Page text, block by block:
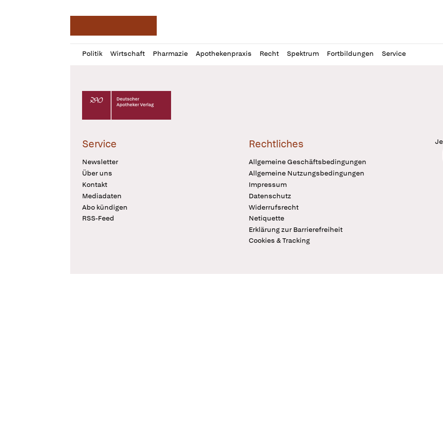
Politik Wirtschaft Pharmazie Apothekenpraxis Recht Spektrum Fortbildungen Service
Profil
öffnen
Daz
Pur
Deutscher Apotheker Verlag Logo
Service
Newsletter
Über uns
Kontakt
Mediadaten
Abo kündigen
RSS-Feed
Rechtliches
Allgemeine Geschäftsbedingungen
Allgemeine Nutzungsbedingungen
Impressum
Datenschutz
Widerrufsrecht
Netiquette
Erklärung zur Barrierefreiheit
Cookies & Tracking